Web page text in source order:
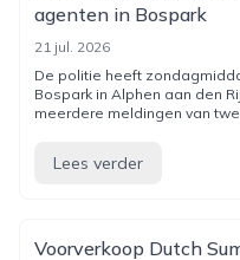
agenten in Bospark
21 jul. 2026
De politie heeft
Bospark in Alphen aan den
meerdere meldingen van
Lees verder
Voorverkoop Dutch